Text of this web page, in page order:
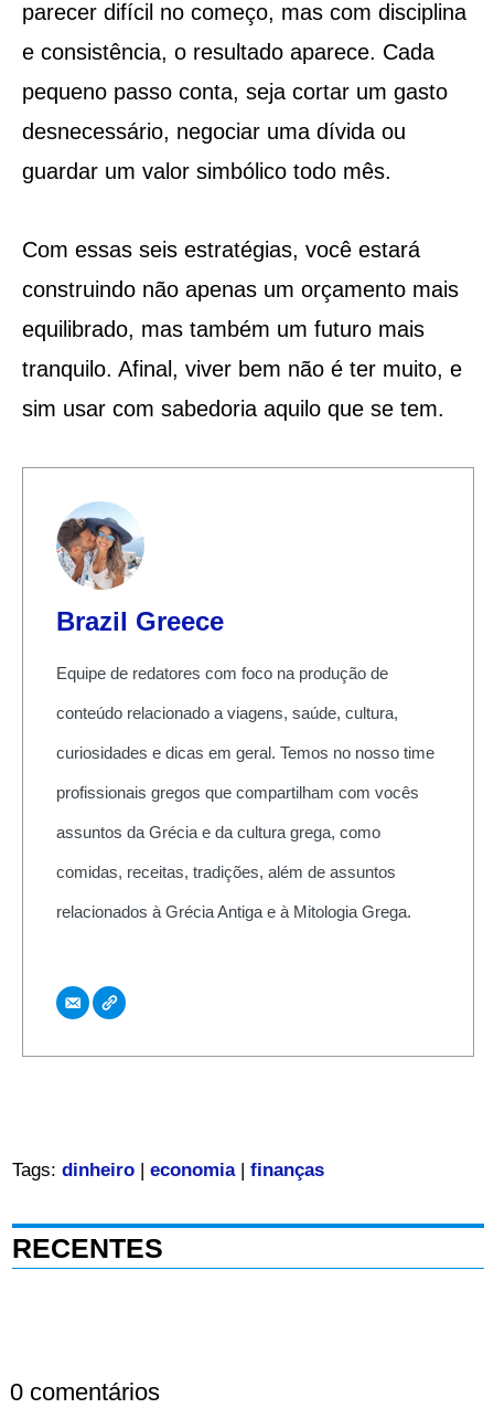
parecer difícil no começo, mas com disciplina
e consistência, o resultado aparece. Cada
pequeno passo conta, seja cortar um gasto
desnecessário, negociar uma dívida ou
guardar um valor simbólico todo mês.
Com essas seis estratégias, você estará
construindo não apenas um orçamento mais
equilibrado, mas também um futuro mais
tranquilo. Afinal, viver bem não é ter muito, e
sim usar com sabedoria aquilo que se tem.
Brazil Greece
Equipe de redatores com foco na produção de
conteúdo relacionado a viagens, saúde, cultura,
curiosidades e dicas em geral. Temos no nosso time
profissionais gregos que compartilham com vocês
assuntos da Grécia e da cultura grega, como
comidas, receitas, tradições, além de assuntos
relacionados à Grécia Antiga e à Mitologia Grega.
Tags: dinheiro| economia| finanças
RECENTES
0 comentários